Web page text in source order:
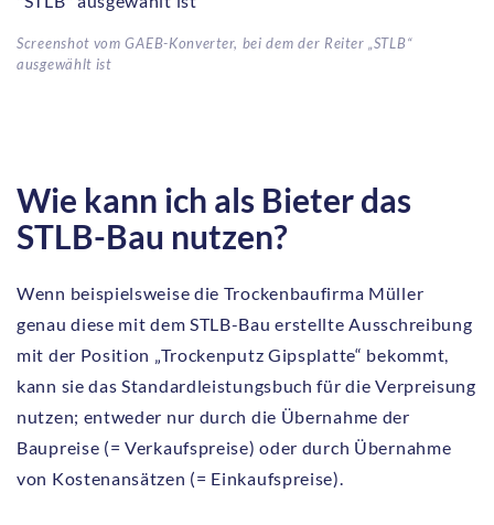
Screenshot vom GAEB-Konverter, bei dem der Reiter „STLB“
ausgewählt ist
Wie kann ich als Bieter das
STLB-Bau nutzen?
Wenn beispielsweise die Trockenbaufirma Müller
genau diese mit dem STLB-Bau erstellte Ausschreibung
mit der Position „Trockenputz Gipsplatte“ bekommt,
kann sie das Standardleistungsbuch für die Verpreisung
nutzen; entweder nur durch die Übernahme der
Baupreise (= Verkaufspreise) oder durch Übernahme
von Kostenansätzen (= Einkaufspreise).